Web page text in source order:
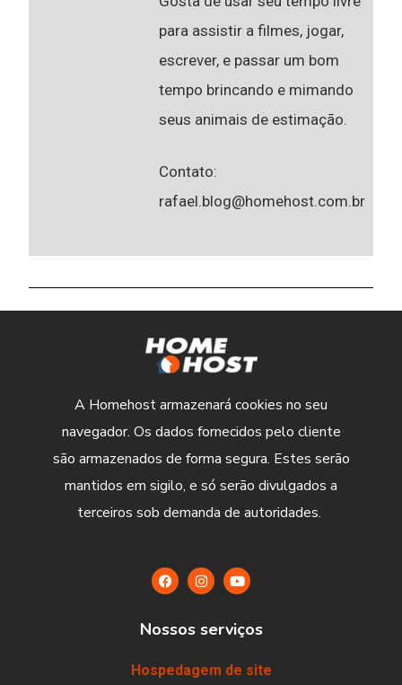
para assistir a filmes, jogar,
escrever, e passar um bom
tempo brincando e mimando
seus animais de estimação.
Contato:
rafael.blog@homehost.com.br
A Homehost armazenará cookies no seu
navegador. Os dados fornecidos pelo cliente
são armazenados de forma segura. Estes serão
mantidos em sigilo, e só serão divulgados a
terceiros sob demanda de autoridades.
Nossos serviços
Hospedagem de site